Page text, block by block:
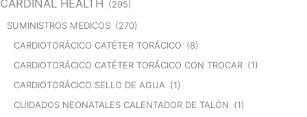
CARDINAL HEALTH (295)
SUMINISTROS MEDICOS (270)
CARDIOTORÁCICO CATÉTER TORÁCICO (8)
CARDIOTORÁCICO CATÉTER TORÁCICO CON TROCAR (1)
CARDIOTORÁCICO SELLO DE AGUA (1)
CUIDADOS NEONATALES CALENTADOR DE TALÓN (1)